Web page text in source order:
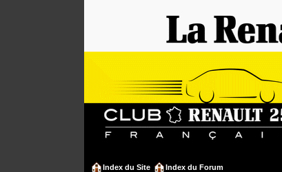
Index du Site Index du Forum